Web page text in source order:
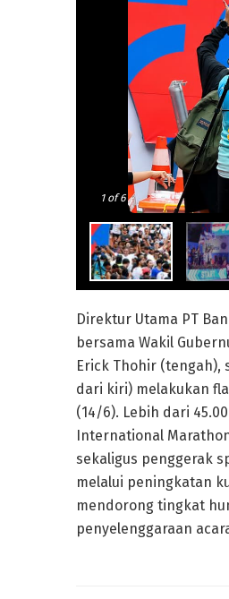
1of 6
Direktur Utama PT
bersama Wakil
Erick Thohir (tengah),
dari kiri) melakukan
(14/6). Lebih dari
International
sekaligus penggerak
melalui peningkatan
mendorong tingkat
penyelenggaraan